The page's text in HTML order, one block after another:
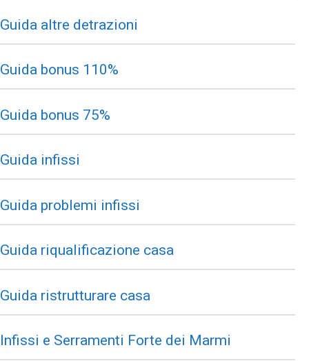
Guida altre detrazioni
Guida bonus 110%
Guida bonus 75%
Guida infissi
Guida problemi infissi
Guida riqualificazione casa
Guida ristrutturare casa
Infissi e Serramenti Forte dei Marmi